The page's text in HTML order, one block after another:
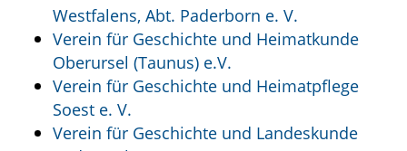
Westfalens, Abt. Paderborn e. V.
Verein für Geschichte und Heimatkunde
Oberursel (Taunus) e.V.
Verein für Geschichte und Heimatpflege
Soest e. V.
Verein für Geschichte und Landeskunde